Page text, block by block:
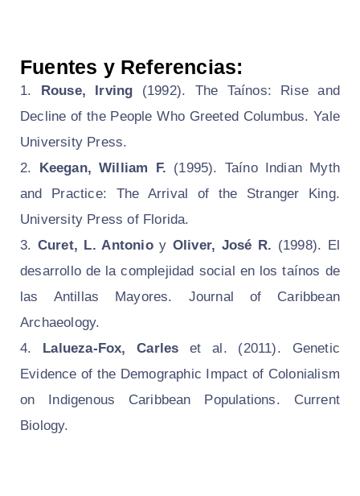
Fuentes y Referencias:
Rouse, Irving (1992). The Taínos: Rise and
Decline of the People Who Greeted Columbus. Yale
University Press.
Keegan, William F. (1995). Taíno Indian Myth
and Practice: The Arrival of the Stranger King.
University Press of Florida.
Curet, L. Antonioy Oliver, José R. (1998). El
desarrollo de la complejidad social en los taínos de
las Antillas Mayores. Journal of Caribbean
Archaeology.
Lalueza-Fox, Carles et al. (2011). Genetic
Evidence of the Demographic Impact of Colonialism
on Indigenous Caribbean Populations. Current
Biology.